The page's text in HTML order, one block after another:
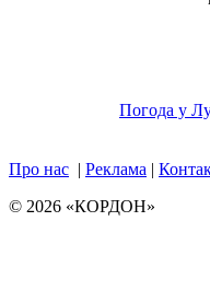
Погода у
Про нас | Реклама |
© 2026 «КОРДОН»